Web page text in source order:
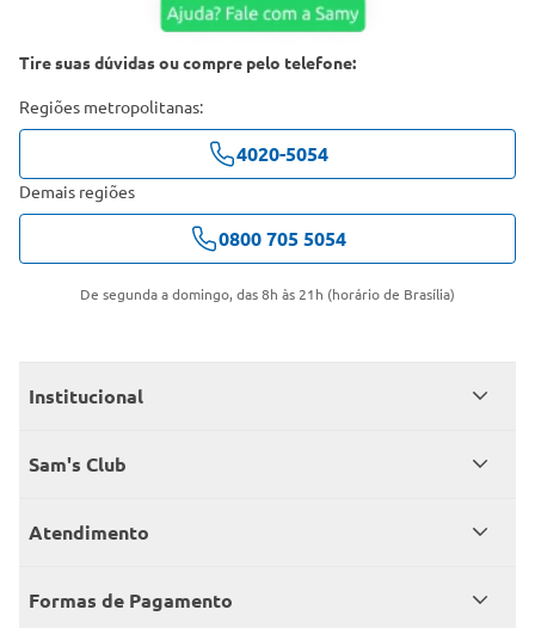
Tire suas dúvidas ou compre pelo telefone:
Regiões metropolitanas:
4020-5054
Demais regiões
0800 705 5054
De segunda a domingo, das 8h às 21h (horário de Brasília)
Institucional
Quem somos
Encontre um Clube
Sam's Club
Seja sócio
Member’s Mark
Atendimento
Fale conosco
Formas de Pagamento